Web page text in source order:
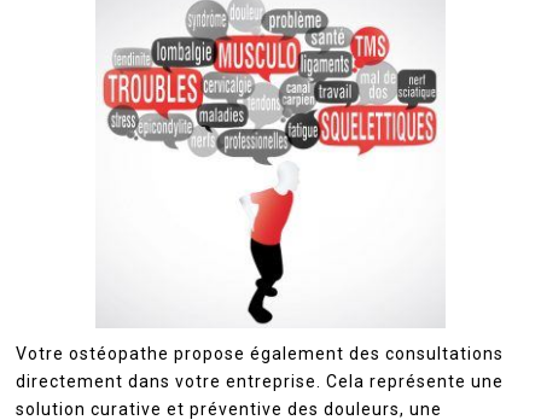
Votre ostéopathe propose également des consultations
directement dans votre entreprise. Cela représente une
solution curative et préventive des douleurs, une